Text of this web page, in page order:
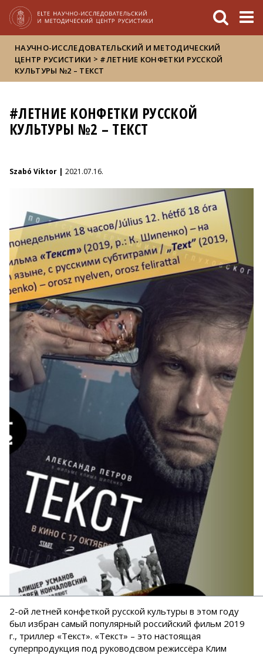
НАУЧНО-ИССЛЕДОВАТЕЛЬСКИЙ И МЕТОДИЧЕСКИЙ
ЦЕНТР РУСИСТИКИ > #ЛЕТНИЕ КОНФЕТКИ РУССКОЙ
КУЛЬТУРЫ №2 – ТЕКСТ
#ЛЕТНИЕ КОНФЕТКИ РУССКОЙ
КУЛЬТУРЫ №2 – ТЕКСТ
Szabó Viktor | 2021.07.16.
2-ой летней конфеткой русской культуры в этом году
был избран самый популярный российский фильм 2019
г., триллер «Текст». «Текст» – это настоящая
суперпродукция под руководсвом режиссёра Клим